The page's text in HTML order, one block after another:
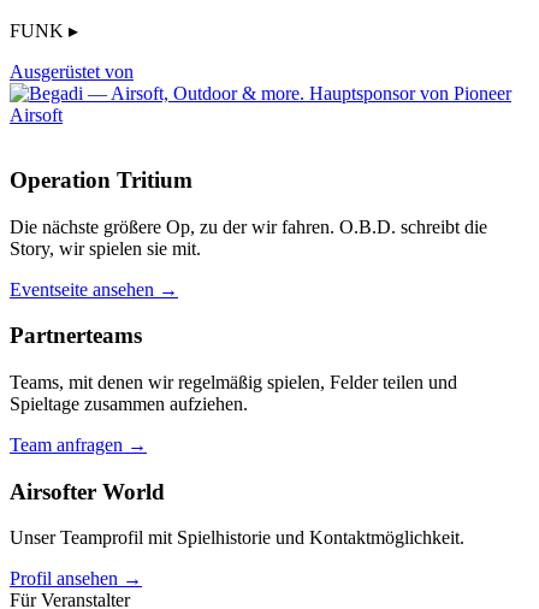
FUNK ▸
Ausgerüstet von
Operation Tritium
Die nächste größere Op, zu der wir fahren. O.B.D. schreibt die
Story, wir spielen sie mit.
Eventseite ansehen →
Partnerteams
Teams, mit denen wir regelmäßig spielen, Felder teilen und
Spieltage zusammen aufziehen.
Team anfragen →
Airsofter World
Unser Teamprofil mit Spielhistorie und Kontaktmöglichkeit.
Profil ansehen →
Für Veranstalter